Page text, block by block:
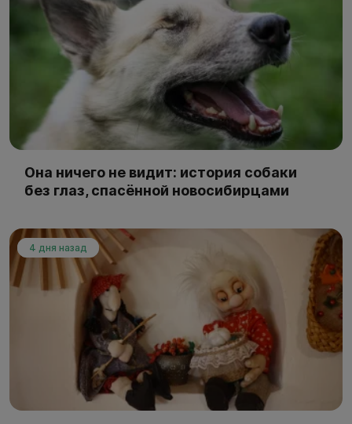
Она ничего не видит: история собаки
без глаз, спасённой новосибирцами
4 дня назад